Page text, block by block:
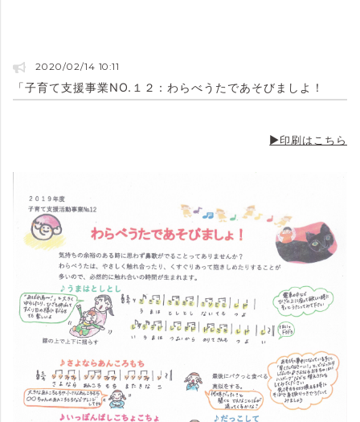
2020/02/14 10:11
「子育て支援事業NO.１２：わらべうたであそびましよ！
▶印刷はこちら